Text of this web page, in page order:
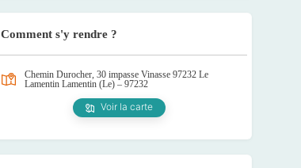
Comment s'y rendre ?
Chemin Durocher, 30 impasse Vinasse 97232 Le
Lamentin Lamentin (Le) – 97232
Voir la carte